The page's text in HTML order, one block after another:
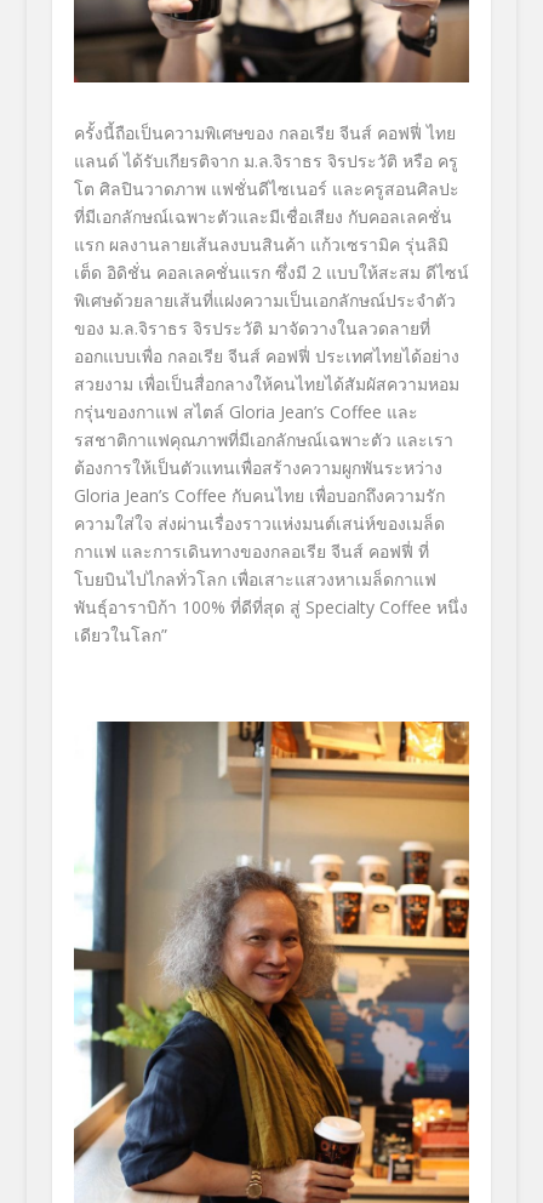
ครั้งนี้ถือเป็นความพิเศษของ กลอเรีย จีนส์ คอฟฟี่ ไทย
แลนด์ ได้รับเกียรติจาก ม.ล.จิราธร จิรประวัติ หรือ ครู
โต ศิลปินวาดภาพ แฟชั่นดีไซเนอร์ และครูสอนศิลปะ
ที่มีเอกลักษณ์เฉพาะตัวและมีเชื่อเสียง กับคอลเลคชั่น
แรก ผลงานลายเส้นลงบนสินค้า แก้วเซรามิค รุ่นลิมิ
เต็ด อิดิชั่น คอลเลคชั่นแรก ซึ่งมี 2 แบบให้สะสม ดีไซน์
พิเศษด้วยลายเส้นที่แฝงความเป็นเอกลักษณ์ประจำตัว
ของ ม.ล.จิราธร จิรประวัติ มาจัดวางในลวดลายที่
ออกแบบเพื่อ กลอเรีย จีนส์ คอฟฟี่ ประเทศไทยได้อย่าง
สวยงาม เพื่อเป็นสื่อกลางให้คนไทยได้สัมผัสความหอม
กรุ่นของกาแฟ สไตล์ Gloria Jean’s Coffee และ
รสชาติกาแฟคุณภาพที่มีเอกลักษณ์เฉพาะตัว และเรา
ต้องการให้เป็นตัวแทนเพื่อสร้างความผูกพันระหว่าง
Gloria Jean’s Coffee กับคนไทย เพื่อบอกถึงความรัก
ความใส่ใจ ส่งผ่านเรื่องราวแห่งมนต์เสน่ห์ของเมล็ด
กาแฟ และการเดินทางของกลอเรีย จีนส์ คอฟฟี่ ที่
โบยบินไปไกลทั่วโลก เพื่อเสาะแสวงหาเมล็ดกาแฟ
พันธุ์อาราบิก้า 100% ที่ดีที่สุด สู่ Specialty Coffee หนึ่ง
เดียวในโลก”